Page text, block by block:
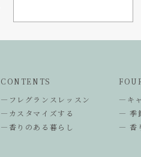
CONTENTS
―フレグランスレッスン
―カスタマイズする
―香りのある暮らし
―キ
― 季
― 香